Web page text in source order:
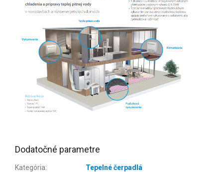
Dodatočné parametre
Kategória:
Tepelné čerpadlá